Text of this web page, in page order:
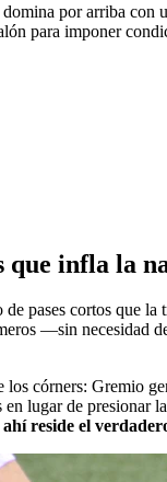
por arriba con
para imponer
que infla la
pases cortos que
—sin necesidad
los córners: Gremio
lugar de presionar
reside el